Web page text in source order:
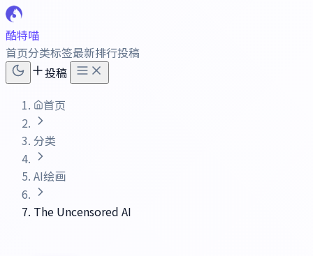
酷特喵
首页分类标签最新排行投稿
投稿
首页
分类
AI绘画
The Uncensored AI